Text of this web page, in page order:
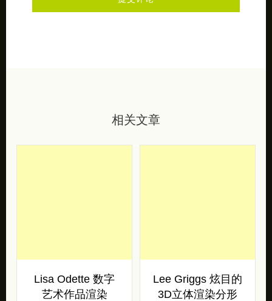
相关文章
Lisa Odette 数字
艺术作品渲染
Lee Griggs 炫目的
3D立体渲染分形